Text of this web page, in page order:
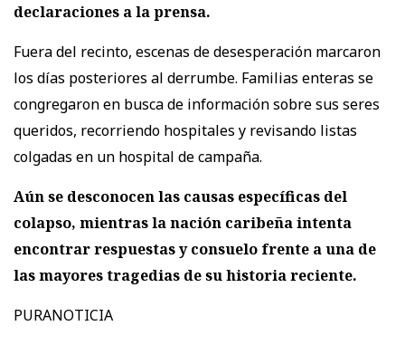
declaraciones a la prensa.
Fuera del recinto, escenas de desesperación marcaron
los días posteriores al derrumbe. Familias enteras se
congregaron en busca de información sobre sus seres
queridos, recorriendo hospitales y revisando listas
colgadas en un hospital de campaña.
Aún se desconocen las causas específicas del
colapso, mientras la nación caribeña intenta
encontrar respuestas y consuelo frente a una de
las mayores tragedias de su historia reciente.
PURANOTICIA